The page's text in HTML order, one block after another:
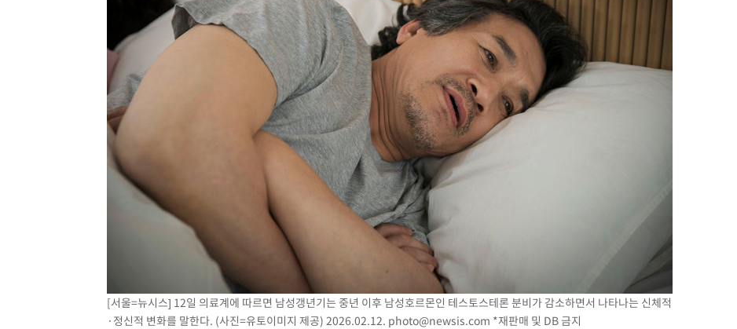
외국인 심판 성 접대 7경기 들여다보니…한국 축구 '5승 2무'
[속보]코스닥, 2.86포인트(0.36%) 내린 798.81마감
[속보]코스피, 6200선 약보합…0.60% 내린 6258.77에 마쳐
[속보]원·달러 환율, 7.7원 내린 1416.1원 마감
[속보] 노원서 40.1도 관측…서울, 2018년 이후 첫 40도
[속보]종합특검, '계엄 수용공간 확보' 신용해 前교정본부장 기소
외신들도 주목한 韓축구 파문…"국민적 공분에 수사 재개"
11시간 압수수색에 성접대 파문까지…'쑥대밭' 된 축구협회
[속보]규제합리화위원회 부위원장에 김태유 서울대 공대 교수…이
[속보]국힘 윤리위, '돌려차기 발언' 진종오·서범수 징계 절차 개시
[속보] 7월 중국 수출 23.9%↑ 수입 27.5%↑…무역총액 25.3%↑
[속보]'채상병 순직 책임' 임성근, 항소심도 징역 3년
[속보]종합특검, '관저이전 봐주기 감사' 유병호 구속기소
민주 콩고 에볼라환자 4천명 돌파, 4053명 발생 1850명 사망
[서울=뉴시스] 12일 의료계에 따르면 남성갱년기는 중년 이후 남성호르몬인 테스토스테론 분비가 감소하면서 나타나는 신체적
·정신적 변화를 말한다. (사진=유토이미지 제공) 2026.02.12. photo@newsis.com *재판매 및 DB 금지